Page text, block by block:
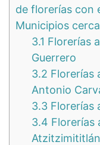
de florerías con
Municipios
3.1 Florerías
Guerrero
3.2 Florerías
Antonio
3.3 Florerías
3.4 Florerías
Atzitzimititlán